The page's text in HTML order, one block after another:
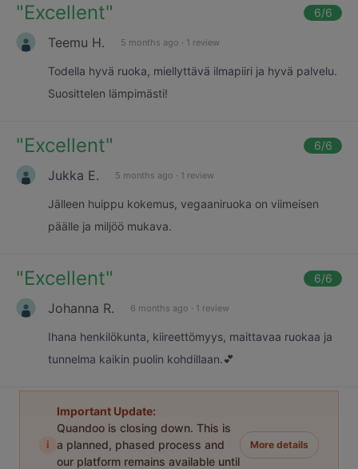
"Excellent" 6/6
Teemu H. 5 months ago · 1 review
Todella hyvä ruoka, miellyttävä ilmapiiri ja hyvä palvelu.
Suosittelen lämpimästi!
"Excellent" 6/6
Jukka E. 5 months ago · 1 review
Jälleen huippu kokemus, vegaaniruoka on viimeisen
päälle ja miljöö mukava.
"Excellent" 6/6
Johanna R. 6 months ago · 1 review
Ihana henkilökunta, kiireettömyys, maittavaa ruokaa ja
tunnelma kaikin puolin kohdillaan.💕
i
Important Update:
Quandoo is closing down. This is
a planned, phased process and
our platform remains available until
More details